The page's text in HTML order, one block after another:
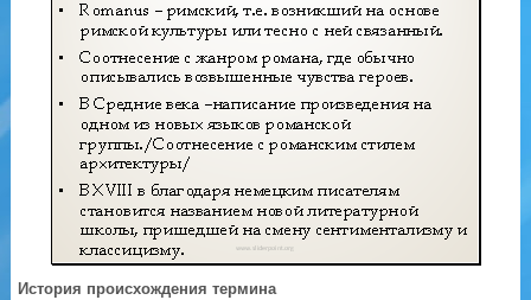
История происхождения термина